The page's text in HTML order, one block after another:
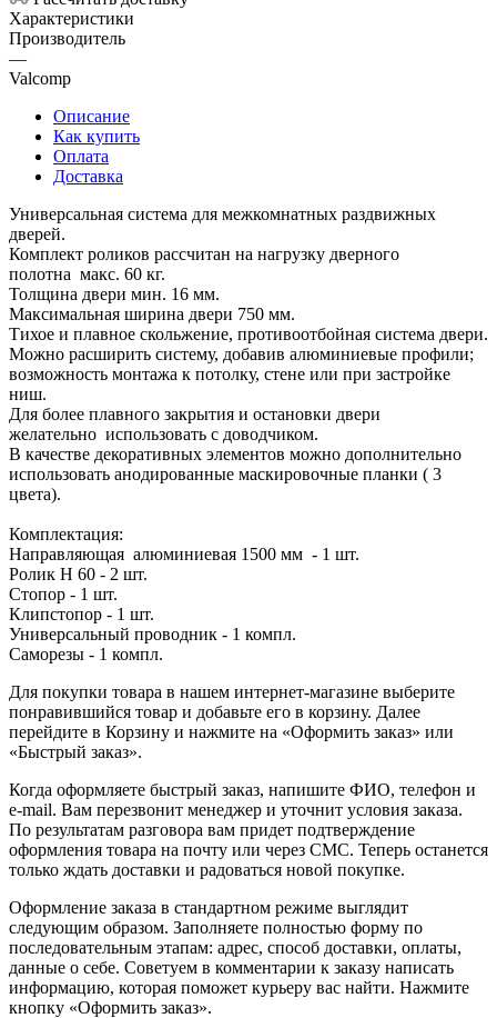
Характеристики
Производитель
—
Valcomp
Описание
Как купить
Оплата
Доставка
Универсальная система для межкомнатных раздвижных
дверей.
Комплект роликов рассчитан на нагрузку дверного
полотна макс. 60 кг.
Толщина двери мин. 16 мм.
Максимальная ширина двери 750 мм.
Тихое и плавное скольжение, противоотбойная система двери.
Можно расширить систему, добавив алюминиевые профили;
возможность монтажа к потолку, стене или при застройке
ниш.
Для более плавного закрытия и остановки двери
желательно использовать с доводчиком.
В качестве декоративных элементов можно дополнительно
использовать анодированные маскировочные планки ( 3
цвета).
Комплектация:
Направляющая алюминиевая 1500 мм - 1 шт.
Ролик H 60 - 2 шт.
Стопор - 1 шт.
Клипстопор - 1 шт.
Универсальный проводник - 1 компл.
Саморезы - 1 компл.
Для покупки товара в нашем интернет-магазине выберите
понравившийся товар и добавьте его в корзину. Далее
перейдите в Корзину и нажмите на «Оформить заказ» или
«Быстрый заказ».
Когда оформляете быстрый заказ, напишите ФИО, телефон и
e-mail. Вам перезвонит менеджер и уточнит условия заказа.
По результатам разговора вам придет подтверждение
оформления товара на почту или через СМС. Теперь останется
только ждать доставки и радоваться новой покупке.
Оформление заказа в стандартном режиме выглядит
следующим образом. Заполняете полностью форму по
последовательным этапам: адрес, способ доставки, оплаты,
данные о себе. Советуем в комментарии к заказу написать
информацию, которая поможет курьеру вас найти. Нажмите
кнопку «Оформить заказ».